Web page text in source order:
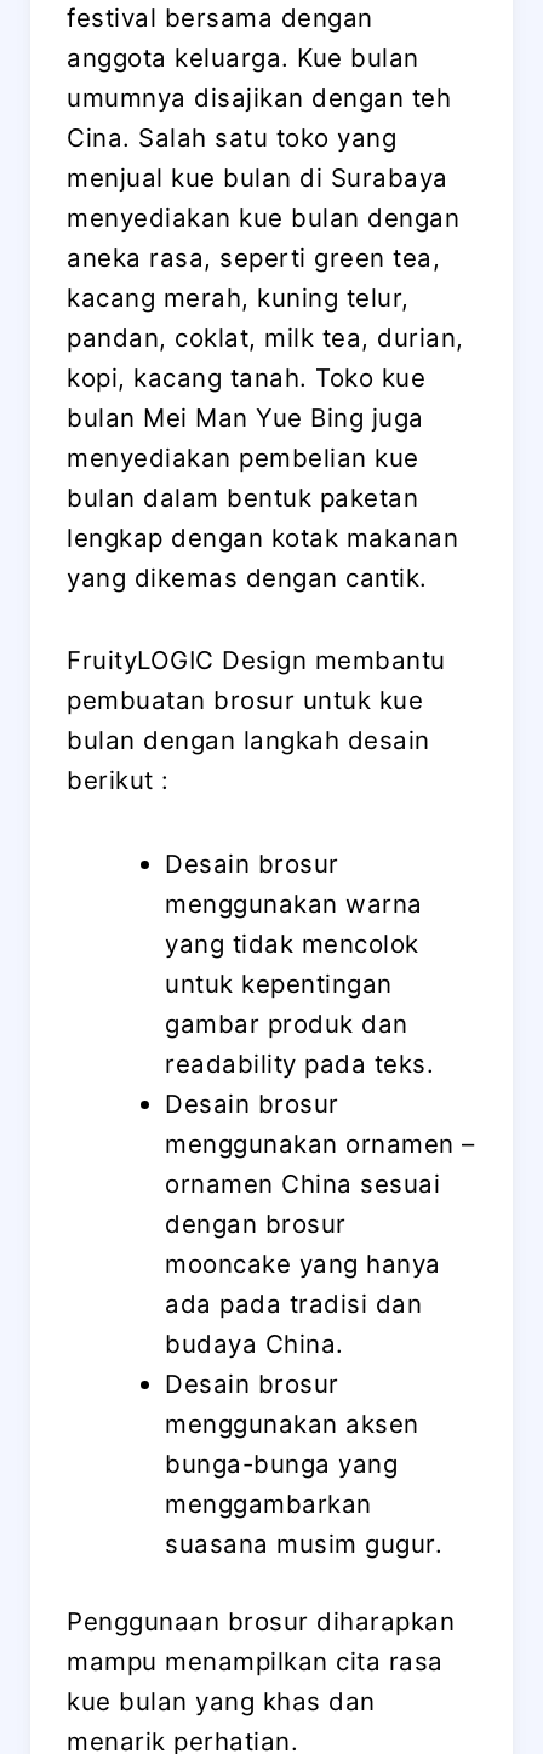
festival bersama dengan
anggota keluarga. Kue bulan
umumnya disajikan dengan teh
Cina. Salah satu toko yang
menjual kue bulan di Surabaya
menyediakan kue bulan dengan
aneka rasa, seperti green tea,
kacang merah, kuning telur,
pandan, coklat, milk tea, durian,
kopi, kacang tanah. Toko kue
bulan Mei Man Yue Bing juga
menyediakan pembelian kue
bulan dalam bentuk paketan
lengkap dengan kotak makanan
yang dikemas dengan cantik.
FruityLOGIC Design membantu
pembuatan brosur untuk kue
bulan dengan langkah desain
berikut :
Desain brosur
menggunakan warna
yang tidak mencolok
untuk kepentingan
gambar produk dan
readability pada teks.
Desain brosur
menggunakan ornamen –
ornamen China sesuai
dengan brosur
mooncake yang hanya
ada pada tradisi dan
budaya China.
Desain brosur
menggunakan aksen
bunga-bunga yang
menggambarkan
suasana musim gugur.
Penggunaan brosur diharapkan
mampu menampilkan cita rasa
kue bulan yang khas dan
menarik perhatian.